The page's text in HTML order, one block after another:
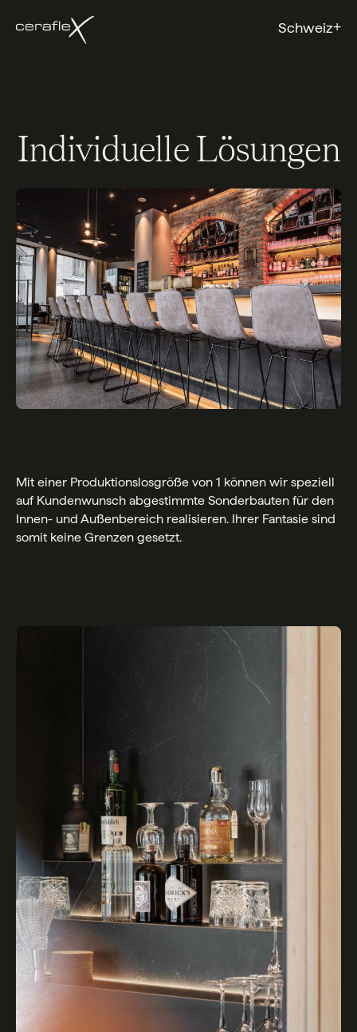
Schweiz+
Individuelle Lösungen
Mit einer Produktionslosgröße von 1 können wir speziell
auf Kundenwunsch abgestimmte Sonderbauten für den
Innen- und Außenbereich realisieren. Ihrer Fantasie sind
somit keine Grenzen gesetzt.